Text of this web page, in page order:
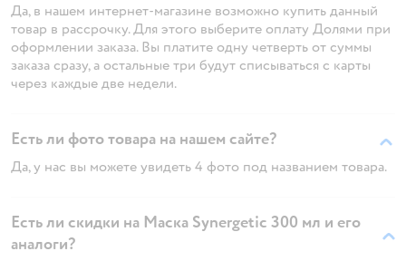
Да, в нашем интернет-магазине возможно купить данный
товар в рассрочку. Для этого выберите оплату Долями при
оформлении заказа. Вы платите одну четверть от суммы
заказа сразу, а остальные три будут списываться с карты
через каждые две недели.
Есть ли фото товара на нашем сайте?
Да, у нас вы можете увидеть 4 фото под названием товара.
Есть ли скидки на Маска Synergetic 300 мл и его
аналоги?